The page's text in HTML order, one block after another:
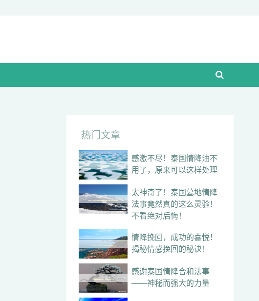
热门文章
感激不尽！泰国情降油不
用了，原来可以这样处理
太神奇了！泰国墓地情降
法事竟然真的这么灵验！
不看绝对后悔！
情降挽回，成功的喜悦！
揭秘情感挽回的秘诀！
感谢泰国情降合和法事
——神秘而强大的力量